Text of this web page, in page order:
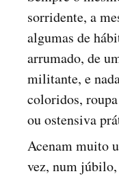
sorridente, a
algumas de
arrumado, de
militante, e
coloridos,
ou ostensiva
Acenam muito
vez, num